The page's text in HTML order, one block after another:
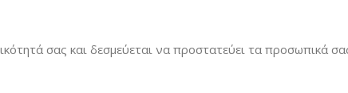
σας και δεσμεύεται να προστατεύει τα